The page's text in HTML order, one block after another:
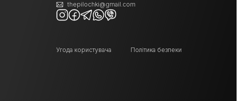
thepilochki@gmail.com
Угода користувача Політика безпеки